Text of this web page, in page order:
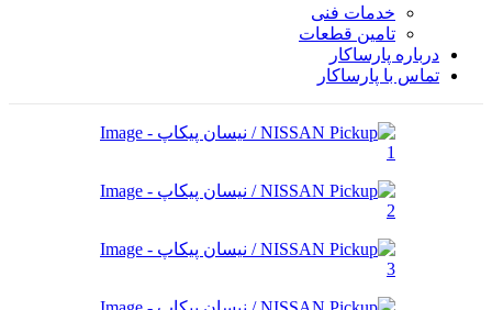
خدمات فنی
تامین قطعات
درباره پارساکار
تماس با پارساکار